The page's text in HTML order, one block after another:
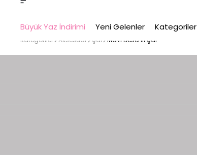
Büyük Yaz İndirimi Yeni Gelenler Kategoriler
Kategoriler Aksesuar Şal Mavi Desenli Şal